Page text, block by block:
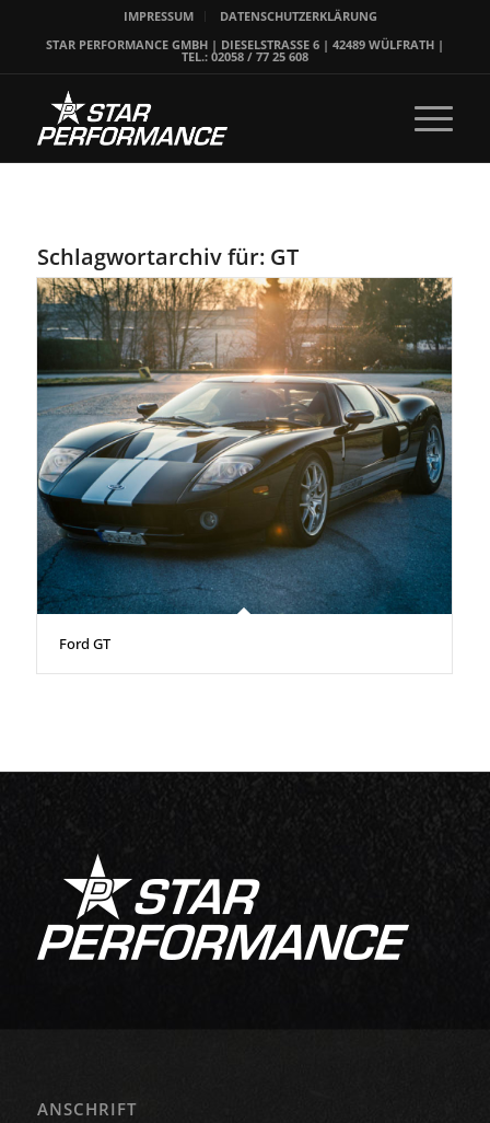
IMPRESSUM
DATENSCHUTZERKLÄRUNG
STAR PERFORMANCE GMBH | DIESELSTRASSE 6 | 42489 WÜLFRATH |
TEL.: 02058 / 77 25 608
Schlagwortarchiv für: GT
Ford GT
ANSCHRIFT